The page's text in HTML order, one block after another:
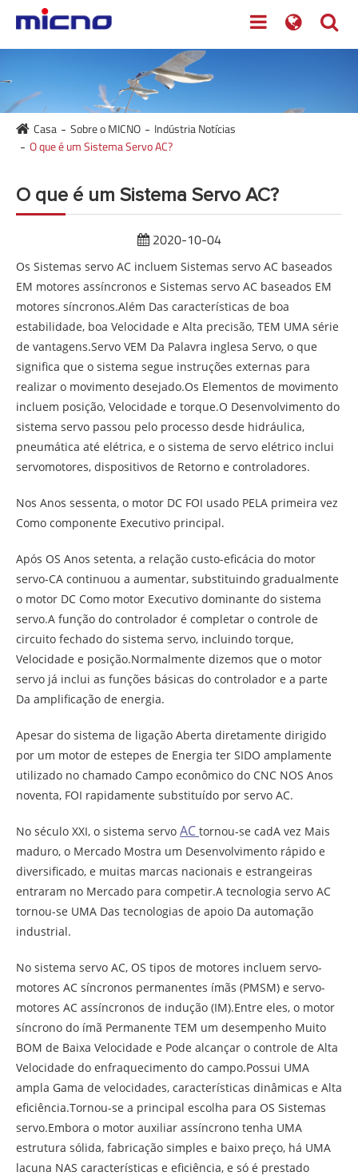
Casa Sobre o MICNO
Indústria Notícias
O que é um Sistema Servo AC?
O que é um Sistema Servo AC?
2020-10-04
Os Sistemas servo AC incluem Sistemas servo AC baseados
EM motores assíncronos e Sistemas servo AC baseados EM
motores síncronos.Além Das características de boa
estabilidade, boa Velocidade e Alta precisão, TEM UMA série
de vantagens.Servo VEM Da Palavra inglesa Servo, o que
significa que o sistema segue instruções externas para
realizar o movimento desejado.Os Elementos de movimento
incluem posição, Velocidade e torque.O Desenvolvimento do
sistema servo passou pelo processo desde hidráulica,
pneumática até elétrica, e o sistema de servo elétrico inclui
servomotores, dispositivos de Retorno e controladores.
Nos Anos sessenta, o motor DC FOI usado PELA primeira vez
Como componente Executivo principal.
Após OS Anos setenta, a relação custo-eficácia do motor
servo-CA continuou a aumentar, substituindo gradualmente
o motor DC Como motor Executivo dominante do sistema
servo.A função do controlador é completar o controle de
circuito fechado do sistema servo, incluindo torque,
Velocidade e posição.Normalmente dizemos que o motor
servo já inclui as funções básicas do controlador e a parte
Da amplificação de energia.
Apesar do sistema de ligação Aberta diretamente dirigido
por um motor de estepes de Energia ter SIDO amplamente
utilizado no chamado Campo econômico do CNC NOS Anos
noventa, FOI rapidamente substituído por servo AC.
No século XXI, o sistema servo AC tornou-se cadA vez Mais
maduro, o Mercado Mostra um Desenvolvimento rápido e
diversificado, e muitas marcas nacionais e estrangeiras
entraram no Mercado para competir.A tecnologia servo AC
tornou-se UMA Das tecnologias de apoio Da automação
industrial.
No sistema servo AC, OS tipos de motores incluem servo-
motores AC síncronos permanentes ímãs (PMSM) e servo-
motores AC assíncronos de indução (IM).Entre eles, o motor
síncrono do ímã Permanente TEM um desempenho Muito
BOM de Baixa Velocidade e Pode alcançar o controle de Alta
Velocidade do enfraquecimento do campo.Possui UMA
ampla Gama de velocidades, características dinâmicas e Alta
eficiência.Tornou-se a principal escolha para OS Sistemas
servo.Embora o motor auxiliar assíncrono tenha UMA
estrutura sólida, fabricação simples e baixo preço, há UMA
lacuna NAS características e eficiência, e só é prestado